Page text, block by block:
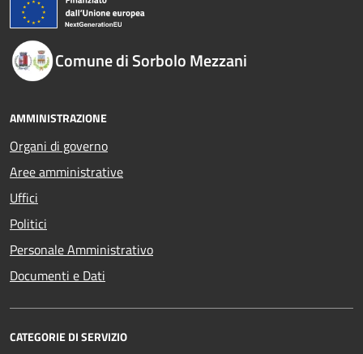
Comune di Sorbolo Mezzani
AMMINISTRAZIONE
Organi di governo
Aree amministrative
Uffici
Politici
Personale Amministrativo
Documenti e Dati
CATEGORIE DI SERVIZIO